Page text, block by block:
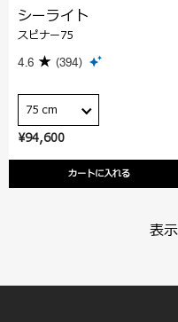
¥94,600
カートに入れる
シーライト
スピナー75
4.6 (394)
75 cm
表